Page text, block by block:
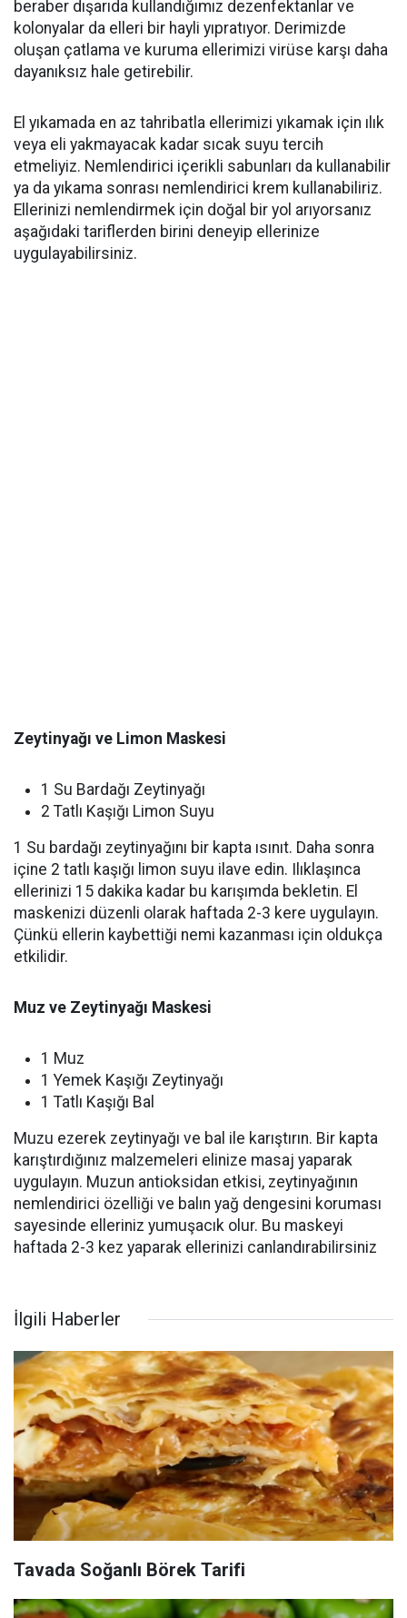
beraber dışarıda kullandığımız dezenfektanlar ve
kolonyalar da elleri bir hayli yıpratıyor. Derimizde
oluşan çatlama ve kuruma ellerimizi virüse karşı daha
dayanıksız hale getirebilir.
El yıkamada en az tahribatla ellerimizi yıkamak için ılık
veya eli yakmayacak kadar sıcak suyu tercih
etmeliyiz. Nemlendirici içerikli sabunları da kullanabilir
ya da yıkama sonrası nemlendirici krem kullanabiliriz.
Ellerinizi nemlendirmek için doğal bir yol arıyorsanız
aşağıdaki tariflerden birini deneyip ellerinize
uygulayabilirsiniz.
Zeytinyağı ve Limon Maskesi
1 Su Bardağı Zeytinyağı
2 Tatlı Kaşığı Limon Suyu
1 Su bardağı zeytinyağını bir kapta ısınıt. Daha sonra
içine 2 tatlı kaşığı limon suyu ilave edin. Ilıklaşınca
ellerinizi 15 dakika kadar bu karışımda bekletin. El
maskenizi düzenli olarak haftada 2-3 kere uygulayın.
Çünkü ellerin kaybettiği nemi kazanması için oldukça
etkilidir.
Muz ve Zeytinyağı Maskesi
1 Muz
1 Yemek Kaşığı Zeytinyağı
1 Tatlı Kaşığı Bal
Muzu ezerek zeytinyağı ve bal ile karıştırın. Bir kapta
karıştırdığınız malzemeleri elinize masaj yaparak
uygulayın. Muzun antioksidan etkisi, zeytinyağının
nemlendirici özelliği ve balın yağ dengesini koruması
sayesinde elleriniz yumuşacık olur. Bu maskeyi
haftada 2-3 kez yaparak ellerinizi canlandırabilirsiniz
İlgili Haberler
Tavada Soğanlı Börek Tarifi